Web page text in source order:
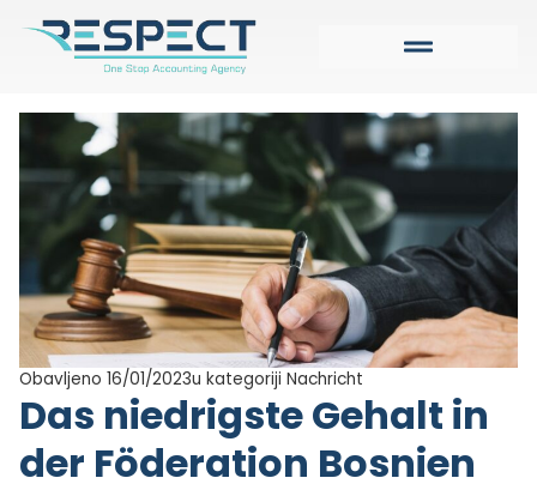
Obavljeno 16/01/2023u kategoriji Nachricht
Das niedrigste Gehalt in
der Föderation Bosnien